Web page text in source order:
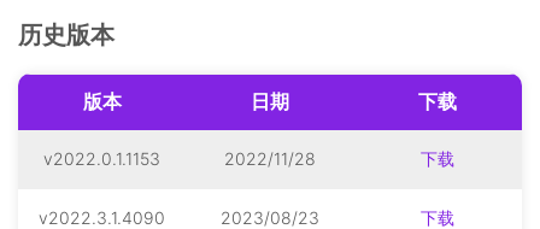
历史版本
版本 日期 下载
v2022.0.1.1153 2022/11/28 下载
v2022.3.1.4090 2023/08/23 下载